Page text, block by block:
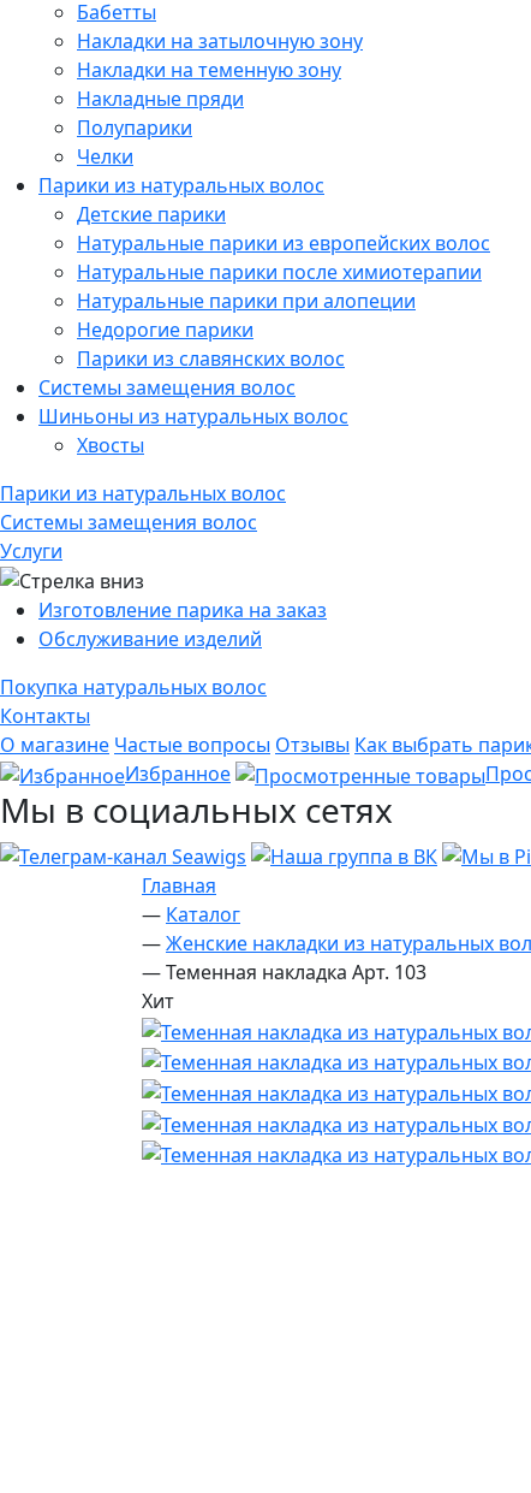
Бабетты
Накладки на затылочную зону
Накладки на теменную зону
Накладные пряди
Полупарики
Челки
Парики из натуральных волос
Детские парики
Натуральные парики из европейских волос
Натуральные парики после химиотерапии
Натуральные парики при алопеции
Недорогие парики
Парики из славянских волос
Системы замещения волос
Шиньоны из натуральных волос
Хвосты
Парики из натуральных волос
Системы замещения волос
Услуги
Изготовление парика на заказ
Обслуживание изделий
Покупка натуральных волос
Контакты
О магазине Частые вопросы Отзывы Как выбрать
Избранное
Мы в социальных сетях
Главная
— Каталог
—Женские накладки из натуральных
—Теменная накладка Арт. 103
Хит